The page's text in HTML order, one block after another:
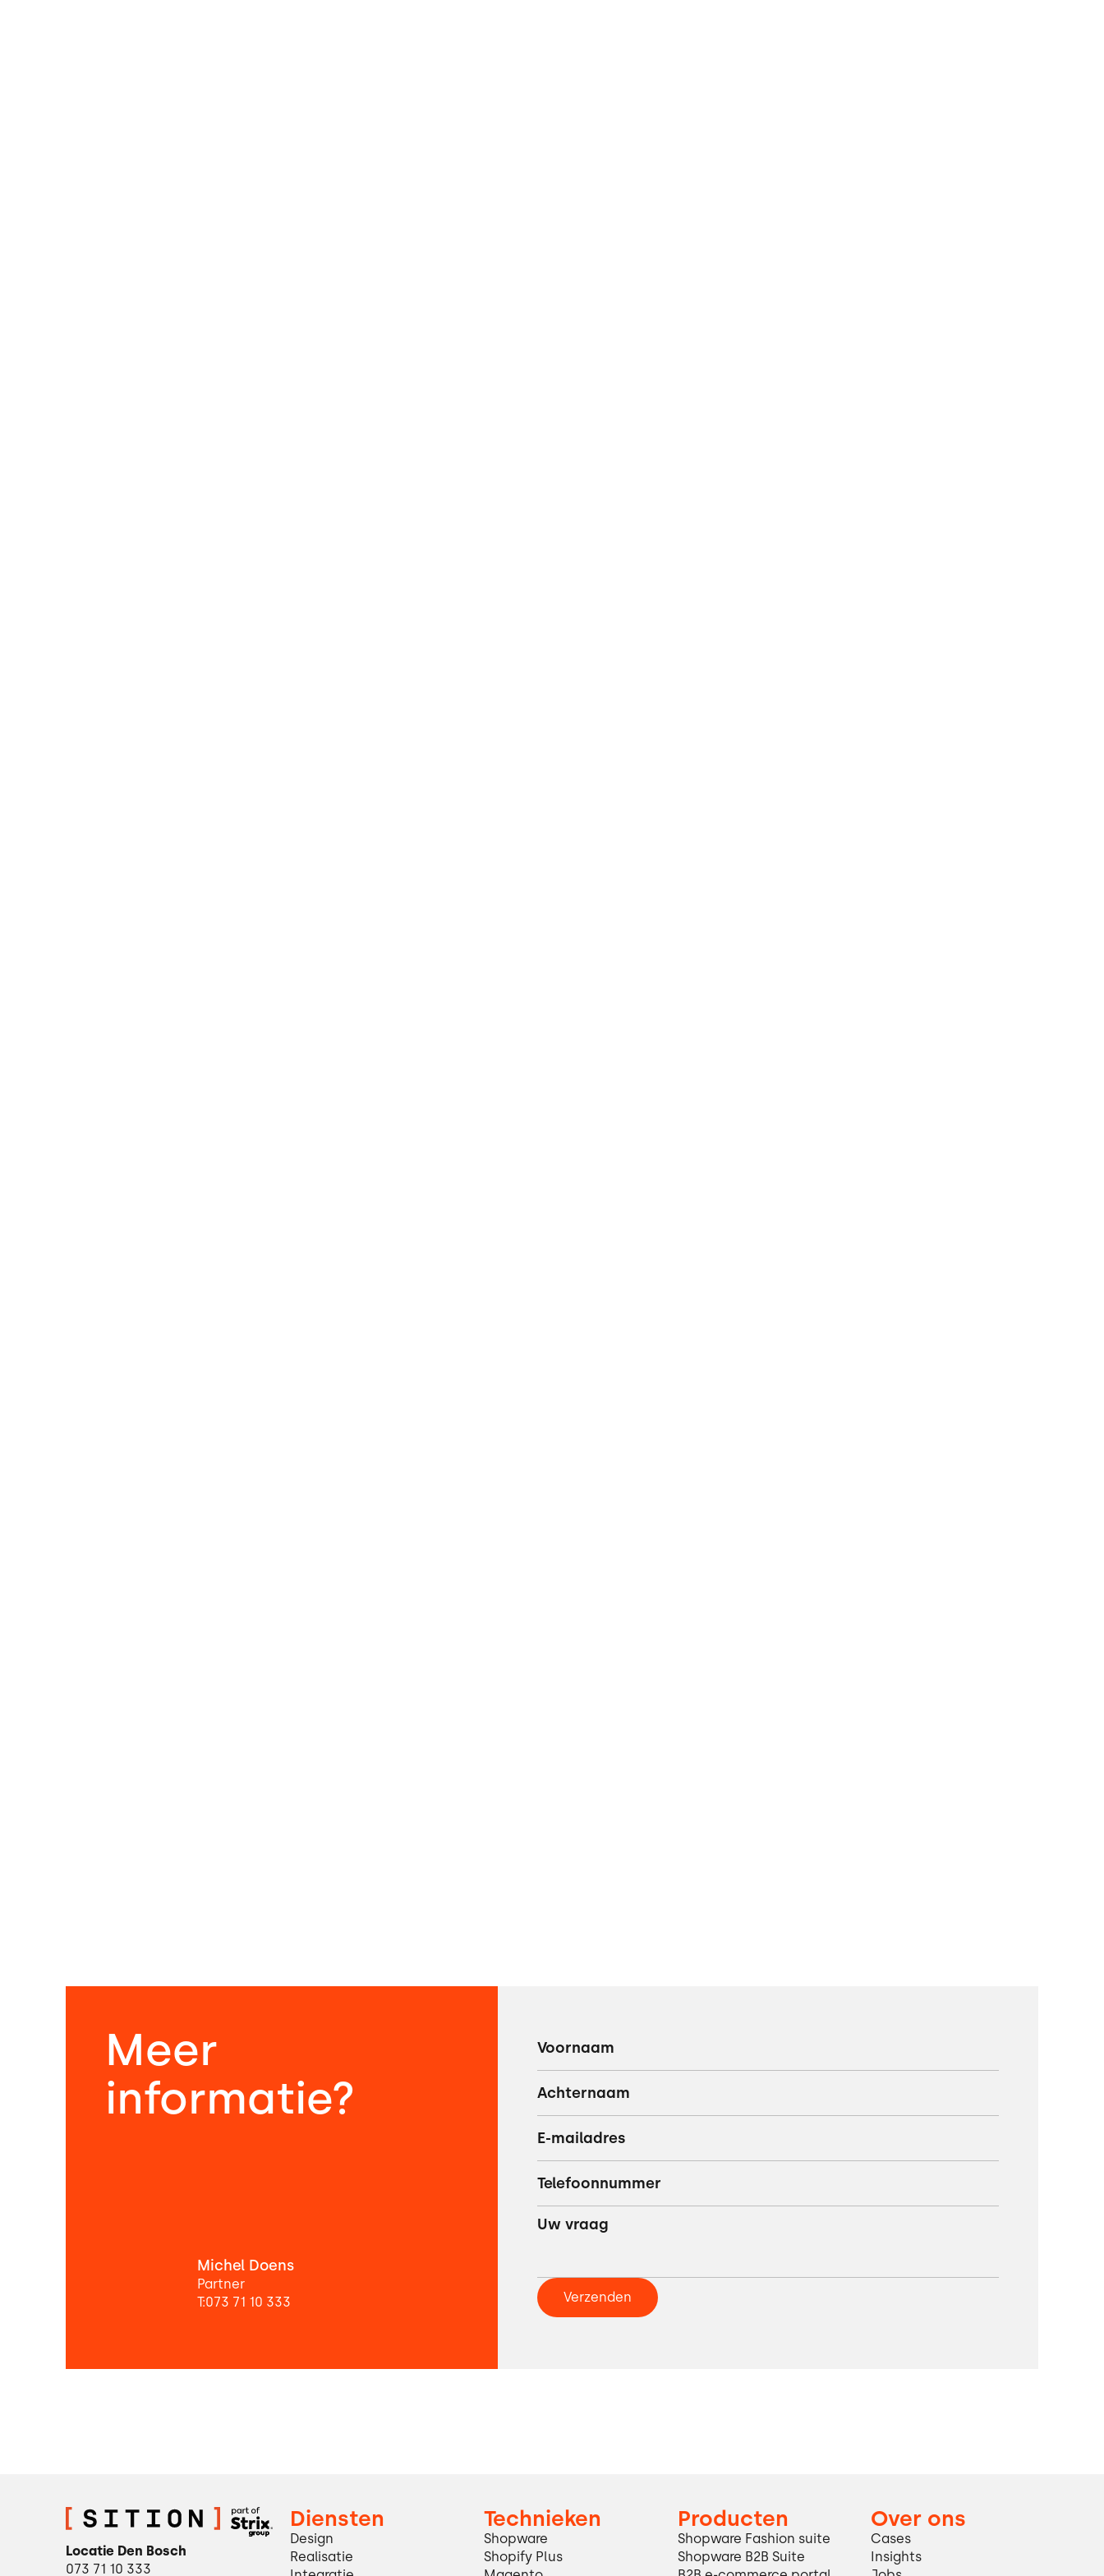
Meer
informatie?
Michel Doens
Partner
T:073 71 10 333
Locatie Den Bosch
073 71 10 333
Diensten
Design
Realisatie
Technieken
Shopware
Shopify Plus
Producten
Shopware Fashion suite
Shopware B2B Suite
Over ons
Cases
Insights